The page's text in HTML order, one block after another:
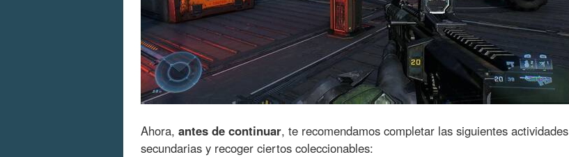
Ahora, antes de continuar, te recomendamos completar las siguientes actividades
secundarias y recoger ciertos coleccionables: